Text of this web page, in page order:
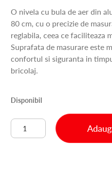
O nivela cu bula de aer din
80 cm, cu o precizie de
reglabila, ceea ce faciliteaza
Suprafata de masurare este
confortul si siguranta in
bricolaj.
Disponibil
Cantitate
NIVELA